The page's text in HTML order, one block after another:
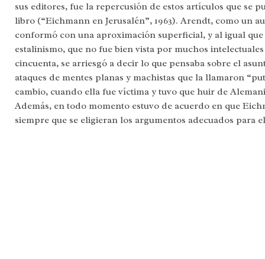
sus editores, fue la repercusión de estos artículos que se
libro (“Eichmann en Jerusalén”, 1963). Arendt, como un
conformó con una aproximación superficial, y al igual
estalinismo, que no fue bien vista por muchos
cincuenta, se arriesgó a decir lo que pensaba sobre el
ataques de mentes planas y machistas que la llamaron
cambio, cuando ella fue víctima y tuvo que huir de
Además, en todo momento estuvo de acuerdo en que
siempre que se eligieran los argumentos adecuados para